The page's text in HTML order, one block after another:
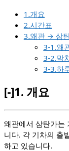
1.개요
2.시간표
3.왜관 → 삼
3-1.왜
3-2.막
3-3.하
[-]1. 개요
왜관에서 삼탄가는
니다. 각 기차의 출
하고 있습니다.